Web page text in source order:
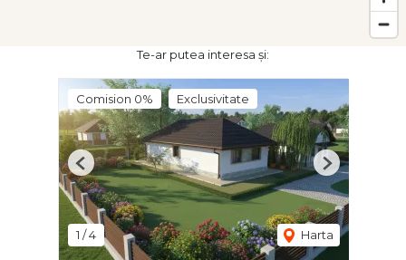
Te-ar putea interesa și:
Comision 0% Exclusivitate
1 /4 Harta
Previous Next